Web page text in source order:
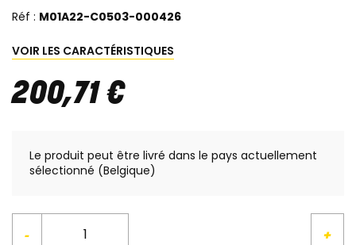
Réf : M01A22-C0503-000426
VOIR LES CARACTÉRISTIQUES
200,71€
Le produit peut être livré dans le pays actuellement
sélectionné (Belgique)
- +